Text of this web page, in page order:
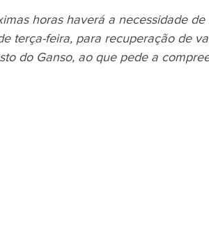
horas haverá a necessidade
terça-feira, para recuperação de
do Ganso, ao que pede a